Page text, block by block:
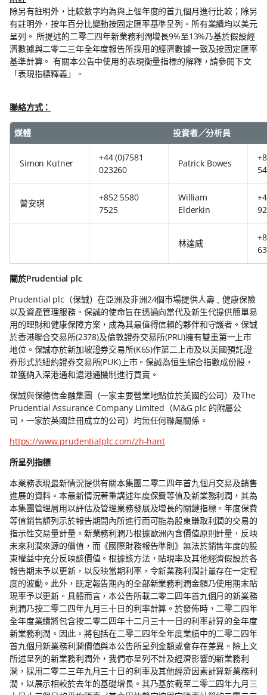
除另有註明外，比較數字均為與上個年度的首九個月進行比較；除另
有註明外，按年百分比變動按固定匯率基準呈列。所有業績均以美元
呈列。 所提述的二零二四年新業務利潤增長9%至13%乃基於假設經
濟數據與二零二三年全年度報告所採用的經濟數據一致及按固定匯率
基準計算。 有關本公告中使用的表現衡量指標的解釋，請參閱下文
「表現指標釋義」。
聯絡方式：
媒體 投資者╱分析員
Simon Kutner
+44 (0)7581
023260
Patrick Bowes
曾安琪
+852 5580
7525
William
Elderkin
林達威
關於Prudential plc
Prudential plc（保誠）在亞洲及非洲24個市場提供人壽﹑健康保險
以及資產管理服務。保誠的使命旨在透過向當代及新生代提供簡單易
用的理財和健康保障方案，成為其最值得信賴的夥伴和守護者。保誠
於香港聯合交易所(2378)及倫敦證券交易所(PRU)擁有雙重第一上市
地位。保誠亦於新加坡證券交易所(K6S)作第二上市及以美國預託證
券形式於紐約證券交易所(PUK)上市。保誠為恒生綜合指數成份股，
並獲納入深港通和滬港通機制進行買賣。
保誠與保德信金融集團（一家主要營業地點位於美國的公司）及The
Prudential Assurance Company Limited（M&G plc 的附屬公
司，一家於英國註冊成立的公司）均無任何聯屬關係。
https://www.prudentialplc.com/zh-hant
所呈列指標
本業務表現最新情況提供有關本集團二零二四年首九個月交易及銷售
進展的資料。本最新情況著重講述年度保費等值及新業務利潤，其為
本集團管理層用以評估及管理業務發展及增長的關鍵指標。年度保費
等值銷售額列示於報告期間內所進行而可能為股東賺取利潤的交易的
指示性交易量計量。新業務利潤乃根據歐洲內含價值原則計量，反映
未來利潤來源的價值，而《國際財務報告準則》無法於銷售年度的股
東權益中充分反映該價值。根據該方法，貼現率及其他經濟假設於各
報告期末予以更新，以反映當期利率，令新業務利潤計量存在一定程
度的波動。此外，既定報告期內的全部新業務利潤金額乃使用期末貼
現率予以更新。具體而言，本公告所載二零二四年首九個月的新業務
利潤乃按二零二四年九月三十日的利率計算。於發佈時，二零二四年
全年度業績將包含按二零二四年十二月三十一日的利率計算的全年度
新業務利潤。因此，將包括在二零二四年全年度業績中的二零二四年
首九個月新業務利潤價值與本公告所呈列金額或會存在差異。除上文
所述呈列的新業務利潤外，我們亦呈列不計及經濟影響的新業務利
潤，採用二零二三年九月三十日的利率及其他經濟因素計算新業務利
潤，以展示相較於去年的基礎增長。其乃基於截至二零二四年九月三